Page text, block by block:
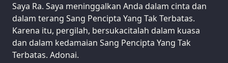
Saya Ra. Saya meninggalkan Anda dalam cinta dan
dalam terang Sang Pencipta Yang Tak Terbatas.
Karena itu, pergilah, bersukacitalah dalam kuasa
dan dalam kedamaian Sang Pencipta Yang Tak
Terbatas. Adonai.